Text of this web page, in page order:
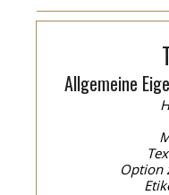
Allgemeine
Option